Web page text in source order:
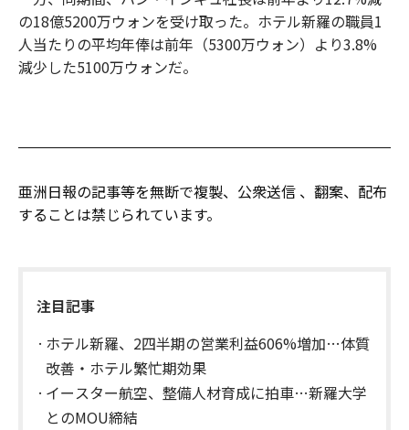
の18億5200万ウォンを受け取った。ホテル新羅の職員1
人当たりの平均年俸は前年（5300万ウォン）より3.8%
減少した5100万ウォンだ。
亜洲日報の記事等を無断で複製、公衆送信 、翻案、配布
することは禁じられています。
注目記事
ホテル新羅、2四半期の営業利益606%増加…体質
改善・ホテル繁忙期効果
イースター航空、整備人材育成に拍車…新羅大学
とのMOU締結